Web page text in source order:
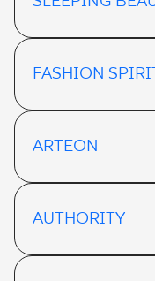
FASHION
ARTEON
AUTHORITY